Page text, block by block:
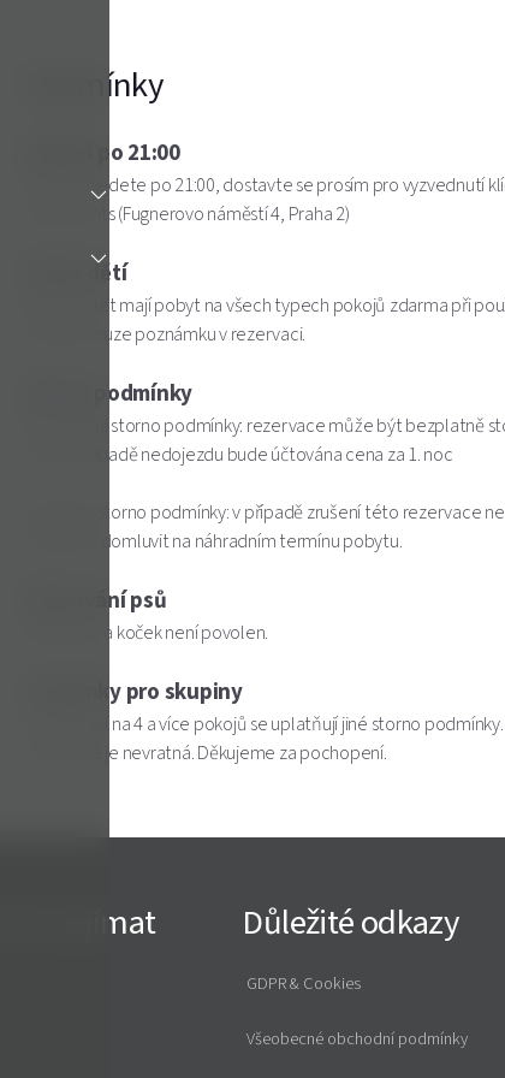
Podmínky
Příjezd po 21:00
Pokud přijedete po 21:00, dostavte se prosím pro vyzvednutí
Apartments (Fugnerovo náměstí 4, Praha 2)
Pobyt dětí
Děti do 2 let mají pobyt na všech typech pokojů zdarma při
prosím, pouze poznámku v rezervaci.
Storno podmínky
Standardní storno podmínky: rezervace může být bezplatně
nebo v případě nedojezdu bude účtována cena za 1. noc
Nevratné storno podmínky: v případě zrušení této rezervace
možné se domluvit na náhradním termínu pobytu.
Ubytování psů
Pobyt psů a koček není povolen.
Podmínky pro skupiny
U rezervací na 4 a více pokojů se uplatňují jiné storno
rezervace je nevratná. Děkujeme za pochopení.
Vás zajímat Důležité odkazy
GDPR & Cookies
Všeobecné obchodní podmínky